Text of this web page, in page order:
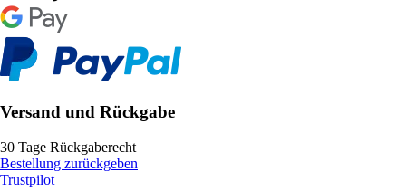
Versand und Rückgabe
30 Tage Rückgaberecht
Bestellung zurückgeben
Trustpilot